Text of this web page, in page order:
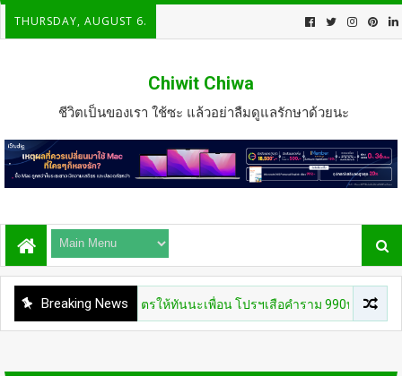
THURSDAY, AUGUST 6.
Chiwit Chiwa
ชีวิตเป็นของเรา ใช้ซะ แล้วอย่าลืมดูแลรักษาด้วยนะ
Breaking News
ค เที่ยงตรง กดบัตรให้ทันนะเพื่อน โปรฯเสือคำราม 990บาท ราคาเต็ม